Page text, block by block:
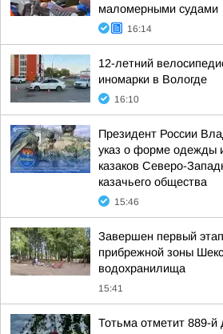
маломерными судами
16:14
12-летний
иномарки в Вологде
16:10
Президент России
указ о форме одежды
казаков Северо-
казачьего общества
15:46
Завершен первый этап
прибрежной зоны
водохранилища
15:41
Тотьма отметит 889-й